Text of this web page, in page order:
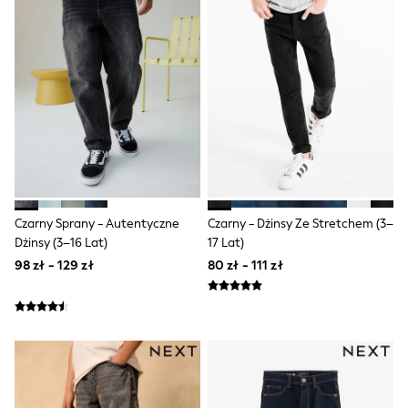
Shorts
Sunglasses
Sunsafe Swimwear
Swimshorts
Tops & T-Shirts
Girls Holiday Shop
All swimwear
Beach Dresses & Kaftans
Dresses
Sun Hats & Caps
Jumpsuits & Playsuits
Rash Vests
Sandals & Sliders
Shorts
Skirts
Sunglasses
Baby Holiday Shop
Baby Travel Accessories
All Accessories
Beach Bags
Czarny Sprany - Autentyczne
Dżinsy (3–16 Lat)
98 zł - 129 zł
Czarny - Dżinsy Ze Stretchem (3–
17 Lat)
80 zł - 111 zł